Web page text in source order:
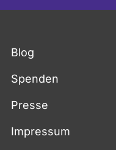
Blog
Spenden
Presse
Impressum